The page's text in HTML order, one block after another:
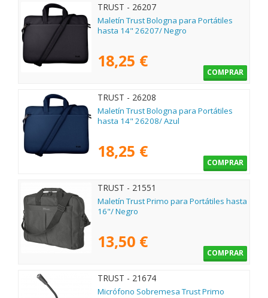
TRUST - 26207
Maletín Trust Bologna para Portátiles
hasta 14" 26207/ Negro
18,25 €
COMPRAR
TRUST - 26208
Maletín Trust Bologna para Portátiles
hasta 14" 26208/ Azul
18,25 €
COMPRAR
TRUST - 21551
Maletín Trust Primo para Portátiles hasta
16"/ Negro
13,50 €
COMPRAR
TRUST - 21674
Micrófono Sobremesa Trust Primo